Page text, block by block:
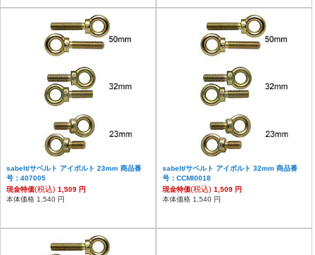
sabelt/サベルト アイボルト 23mm 商品番
号：407005
現金特価(税込) 1,509 円
本体価格 1,540 円
sabelt/サベルト アイボルト 32mm 商品番
号：CCMI0018
現金特価(税込) 1,509 円
本体価格 1,540 円